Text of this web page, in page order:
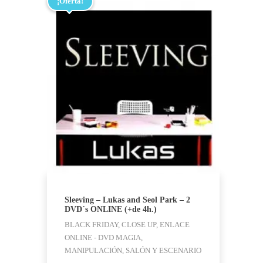
Sleeving – Lukas and Seol Park – 2
DVD´s ONLINE (+de 4h.)
BLACK FRIDAY, CLOSE UP, ENLACE
ONLINE - DVD MAGIA,
MANIPULACIÓN, SALÓN Y ESCENARIO